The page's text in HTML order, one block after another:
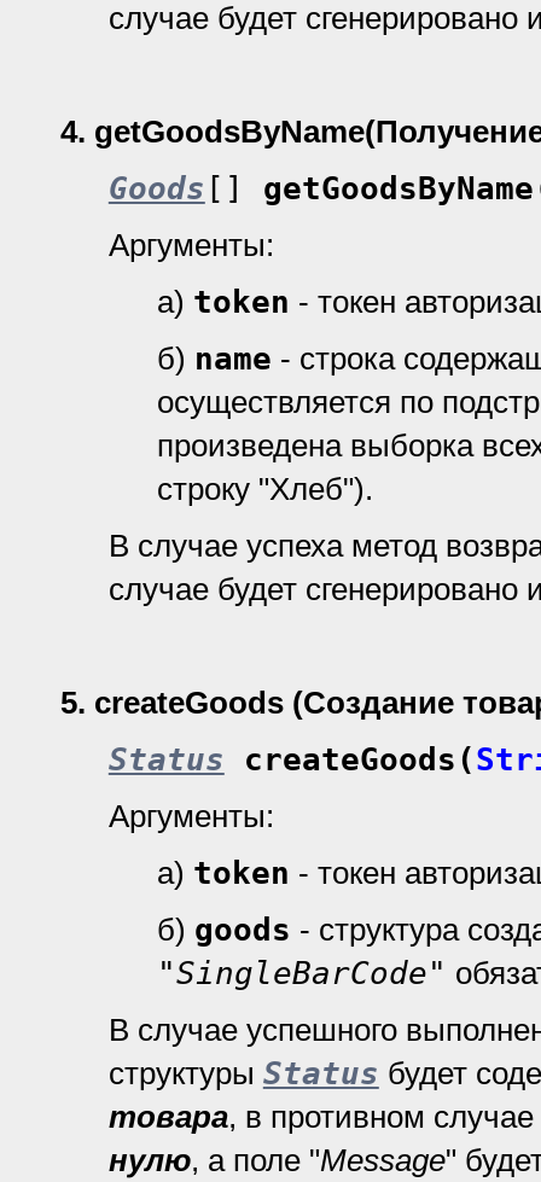
случае будет сгенерировано
4.
Goods [] getGoodsByName
Аргументы:
а) token - токен
б) name - строка
осуществляется по
произведена выборка
строку "Хлеб").
В случае успеха метод
случае будет сгенерировано
5. createGoods (Создание
Status createGoods(
Аргументы:
а) token - токен
б) goods - структура
"SingleBarCode"
В случае успешного
структуры Status будет
товара, в противном
нулю, а поле "Message"